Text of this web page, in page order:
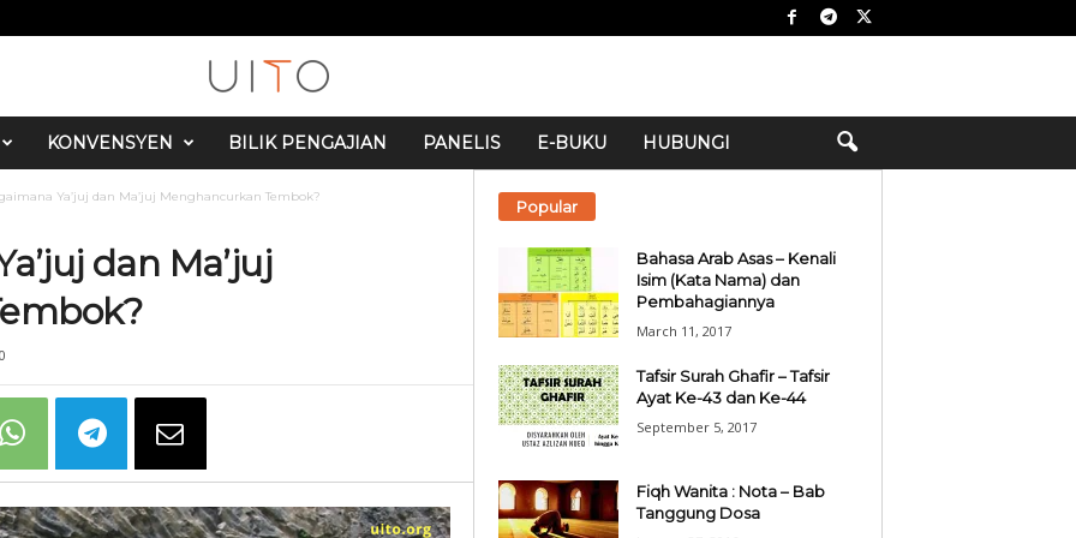
KONVENSYEN BILIK PENGAJIAN PANELIS E-BUKU HUBUNGI
Ya’juj dan Ma’juj Menghancurkan Tembok?
dan Ma’juj
0
Popular
Bahasa Arab Asas – Kenali
Isim (Kata Nama) dan
Pembahagiannya
March 11, 2017
Tafsir Surah Ghafir – Tafsir
Ayat Ke-43 dan Ke-44
September 5, 2017
Fiqh Wanita : Nota – Bab
Tanggung Dosa